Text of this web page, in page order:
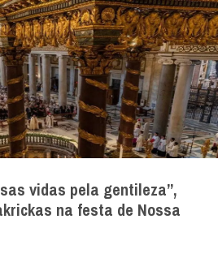
vidas pela gentileza”,
na festa de Nossa